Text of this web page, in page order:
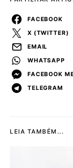
FACEBOOK
X (TWITTER)
EMAIL
WHATSAPP
FACEBOOK
TELEGRAM
LEIA TAMBÉM...